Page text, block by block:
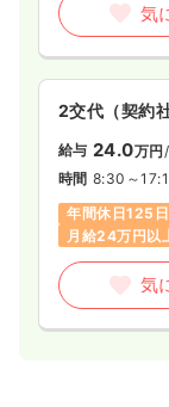
気
2交代（契約社
給与 24.0万円
時間 8:30～
年間休日125日
月給24万円以
気